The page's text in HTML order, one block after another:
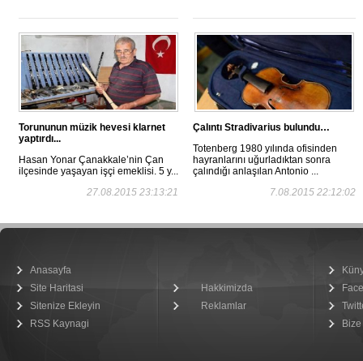
Torununun müzik hevesi klarnet
yaptırdı...
Hasan Yonar Çanakkale’nin Çan
ilçesinde yaşayan işçi emeklisi. 5 y...
27.08.2015 23:13:21
Çalıntı Stradivarius bulundu…
Totenberg 1980 yılında ofisinden
hayranlarını uğurladıktan sonra
çalındığı anlaşılan Antonio ...
7.08.2015 22:12:02
Anasayfa
Site Haritasi
Sitenize Ekleyin
RSS Kaynagi
Hakkimizda
Reklamlar